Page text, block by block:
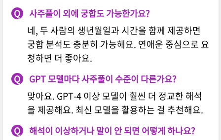
Q 사주풀이 외에 궁합도 가능한가요?
네, 두 사람의 생년월일과 시간을 함께 제공하면
궁합 분석도 충분히 가능해요. 연애운 중심으로 요
청하면 더 좋아요.
Q GPT 모델마다 사주풀이 수준이 다른가요?
맞아요. GPT-4 이상 모델이 훨씬 더 정교한 해석
을 제공해요. 최신 모델을 활용하는 걸 추천해요.
Q 해석이 이상하거나 말이 안 되면 어떻게 하나요?